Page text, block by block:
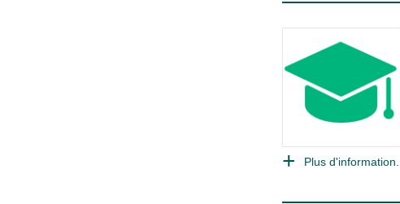
Plus d'information...